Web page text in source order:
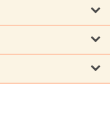
外科 形成外科